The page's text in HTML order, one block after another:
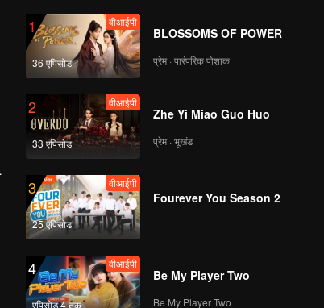
1
36 एपिसोड
वीआईपी
BLOSSOMS OF POWER
प्रेम · पारंपरिक पोशाक
2
33 एपिसोड
वीआईपी
Zhe Yi Miao Guo Huo
प्रेम · भूखंड
3
25 एपिसोड
वीआईपी
Fourever You Season 2
4
एपिसोड 4 तक
वीआईपी
Be My Player Two
Be My Player Two